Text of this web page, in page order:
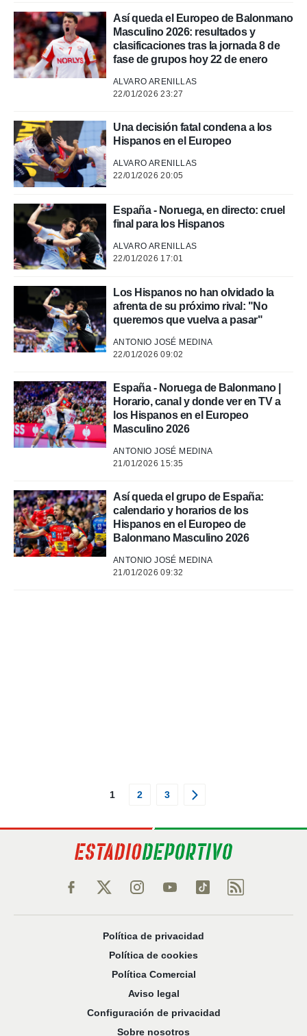
Así queda el Europeo de Balonmano
Masculino 2026: resultados y
clasificaciones tras la jornada 8 de
fase de grupos hoy 22 de enero
ALVARO ARENILLAS
22/01/2026 23:27
Una decisión fatal condena a los
Hispanos en el Europeo
ALVARO ARENILLAS
22/01/2026 20:05
España - Noruega, en directo: cruel
final para los Hispanos
ALVARO ARENILLAS
22/01/2026 17:01
Los Hispanos no han olvidado la
afrenta de su próximo rival: "No
queremos que vuelva a pasar"
ANTONIO JOSÉ MEDINA
22/01/2026 09:02
España - Noruega de Balonmano |
Horario, canal y donde ver en TV a
los Hispanos en el Europeo
Masculino 2026
ANTONIO JOSÉ MEDINA
21/01/2026 15:35
Así queda el grupo de España:
calendario y horarios de los
Hispanos en el Europeo de
Balonmano Masculino 2026
ANTONIO JOSÉ MEDINA
21/01/2026 09:32
1 2 3
Política de privacidad
Política de cookies
Política Comercial
Aviso legal
Configuración de privacidad
Sobre nosotros